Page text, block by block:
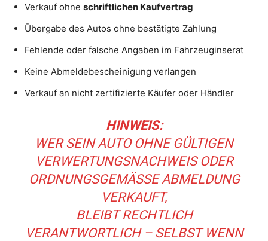
Verkauf ohne schriftlichen Kaufvertrag
Übergabe des Autos ohne bestätigte Zahlung
Fehlende oder falsche Angaben im Fahrzeuginserat
Keine Abmeldebescheinigung verlangen
Verkauf an nicht zertifizierte Käufer oder Händler
HINWEIS:
WER SEIN AUTO OHNE GÜLTIGEN
VERWERTUNGSNACHWEIS ODER
ORDNUNGSGEMÄSSE ABMELDUNG V
ERKAUFT,
BLEIBT RECHTLICH
VERANTWORTLICH – SELBST WENN